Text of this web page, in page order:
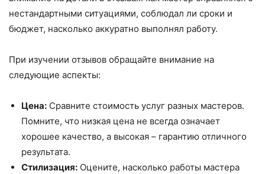
нестандартными ситуациями, соблюдал ли сроки и
бюджет, насколько аккуратно выполнял работу.
При изучении отзывов обращайте внимание на
следующие аспекты:
Цена: Сравните стоимость услуг разных мастеров.
Помните, что низкая цена не всегда означает
хорошее качество, а высокая – гарантию отличного
результата.
Стилизация: Оцените, насколько работы мастера